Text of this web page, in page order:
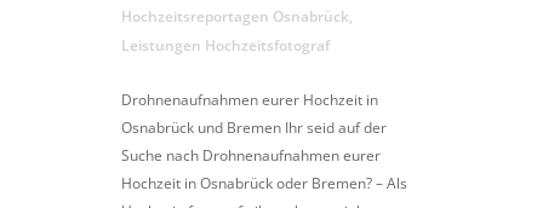
Hochzeitsreportagen Osnabrück,
Leistungen Hochzeitsfotograf
Drohnenaufnahmen eurer Hochzeit in
Osnabrück und Bremen Ihr seid auf der
Suche nach Drohnenaufnahmen eurer
Hochzeit in Osnabrück oder Bremen? – Als